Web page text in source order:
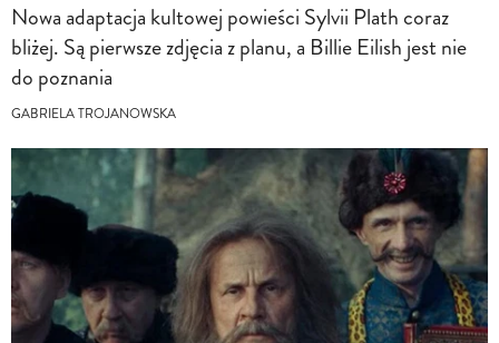
Nowa adaptacja kultowej powieści Sylvii Plath coraz
bliżej. Są pierwsze zdjęcia z planu, a Billie Eilish jest nie
do poznania
GABRIELA TROJANOWSKA